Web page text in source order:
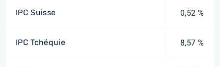
IPC Suisse 0,52 %
IPC Tchéquie 8,57 %